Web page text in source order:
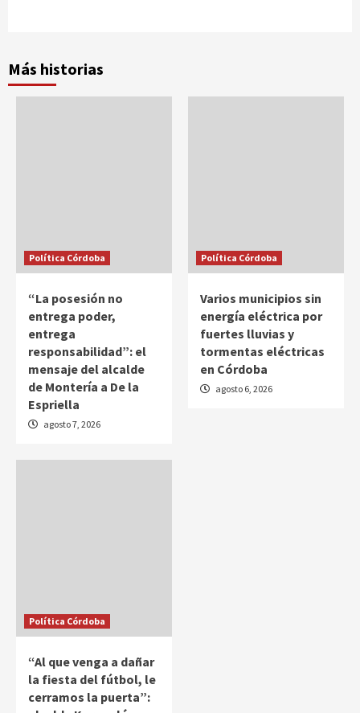
Más historias
Política Córdoba
“La posesión no
entrega poder,
entrega
responsabilidad”: el
mensaje del alcalde
de Montería a De la
Espriella
agosto 7, 2026
Política Córdoba
Varios municipios sin
energía eléctrica por
fuertes lluvias y
tormentas eléctricas
en Córdoba
agosto 6, 2026
Política Córdoba
“Al que venga a dañar
la fiesta del fútbol, le
cerramos la puerta”: